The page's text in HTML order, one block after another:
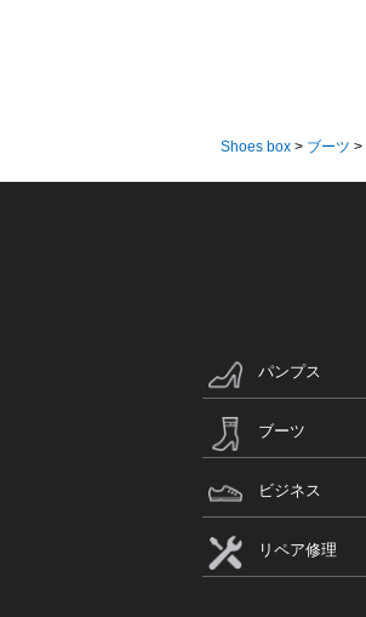
Shoes box > ブーツ >
パンプス
ブーツ
ビジネス
リペア修理